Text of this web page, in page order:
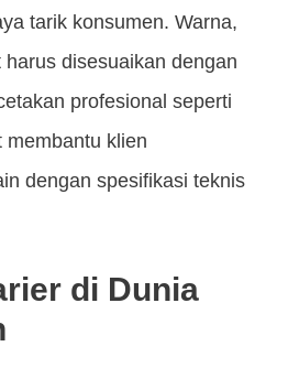
tarik konsumen. Warna,
disesuaikan dengan
profesional seperti
membantu klien
dengan spesifikasi teknis
di Dunia